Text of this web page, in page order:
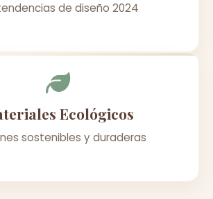
de diseño 2024
Ecológicos
sostenibles y duraderas